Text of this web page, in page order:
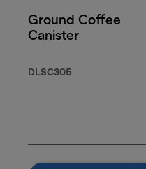
Ground Coffee
Canister
DLSC305